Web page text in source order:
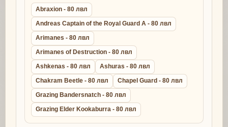
Abraxion - 80 лвл
Andreas Captain of the Royal Guard A - 80 лвл
Arimanes - 80 лвл
Arimanes of Destruction - 80 лвл
Ashkenas - 80 лвл
Ashuras - 80 лвл
Chakram Beetle - 80 лвл
Chapel Guard - 80 лвл
Grazing Bandersnatch - 80 лвл
Grazing Elder Kookaburra - 80 лвл